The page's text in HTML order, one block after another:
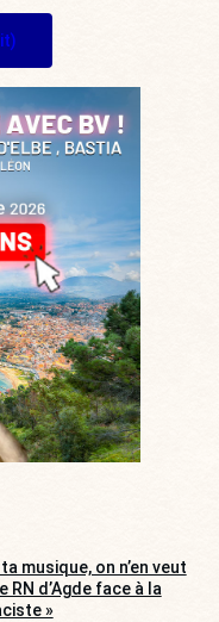
musique, on n’en veut
RN d’Agde face à la
»